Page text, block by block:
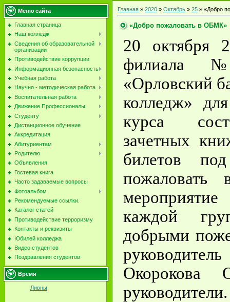
Меню сайта
Главная страница
Наш колледж
Сведения об образовательной
организации
Противодействие коррупции
Информационная безопасность
Учебная работа
Научно - методическая работа
Воспитательная работа
Движение Профессионалы
Студенту
Дистанционное обучение
Аккредитация
Абитуриентам
Родителю
Объявления
Гостевая книга
Часто задаваемые вопросы
Фотоальбом
Рекомендуемые ссылки.
Каталог статей
Противодействие терроризму
Контакты и реквизиты
Юбилей колледжа
Видео студентов
Поздравления студентов
Время
Ливны
Главная » 2020 » Октябрь » 25 » «Добро
«Добро пожаловать в ОБМК»
20 октября
«Орловский
колледж»
курса
зачетных
билетов
каждой
добрыми
руководители.